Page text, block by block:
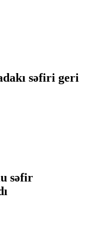
səfiri geri
səfir